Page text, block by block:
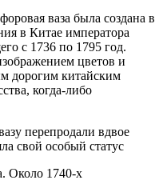
ваза была создана в
в Китае императора
с 1736 по 1795 год.
цветов и
дорогим китайским
когда-либо
Около 1740-х